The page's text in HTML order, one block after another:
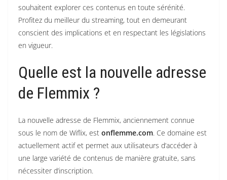
souhaitent explorer ces contenus en toute sérénité.
Profitez du meilleur du streaming, tout en demeurant
conscient des implications et en respectant les législations
en vigueur.
Quelle est la nouvelle adresse
de Flemmix ?
La nouvelle adresse de Flemmix, anciennement connue
sous le nom de Wiflix, est onflemme.com. Ce domaine est
actuellement actif et permet aux utilisateurs d’accéder à
une large variété de contenus de manière gratuite, sans
nécessiter d’inscription.